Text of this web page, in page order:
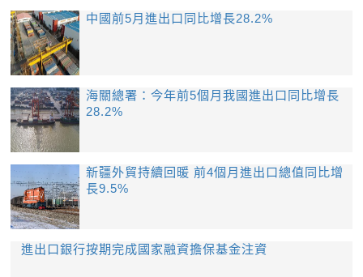
中國前5月進出口同比增長28.2%
海關總署：今年前5個月我國進出口同比增長
28.2%
新疆外貿持續回暖 前4個月進出口總值同比增
長9.5%
進出口銀行按期完成國家融資擔保基金注資